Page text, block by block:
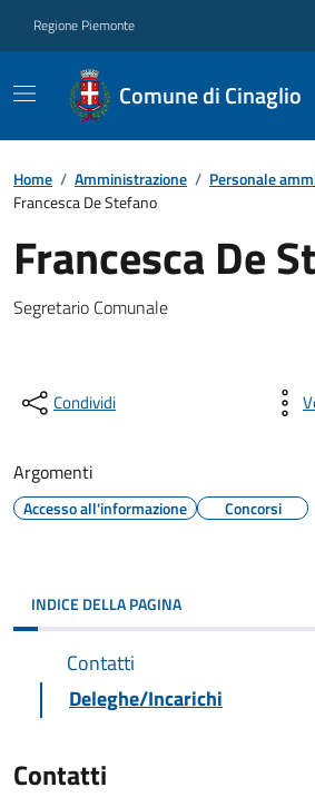
Regione Piemonte
Comune di Cinaglio
Home / Amministrazione / Personale
Francesca De Stefano
Francesca De
Segretario Comunale
Condividi
Argomenti
Accesso all'informazione Concorsi
INDICE DELLA PAGINA
Contatti
Deleghe/Incarichi
Contatti